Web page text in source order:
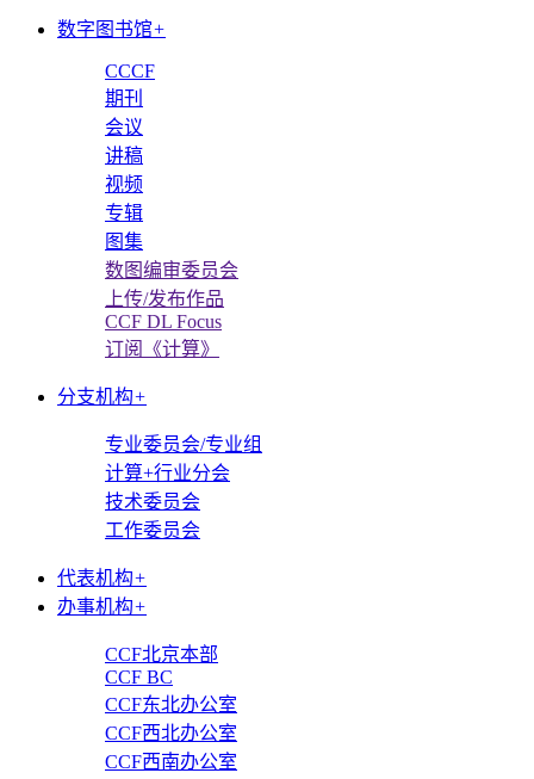
数字图书馆+
CCCF
期刊
会议
讲稿
视频
专辑
图集
数图编审委员会
上传/发布作品
CCF DL Focus
订阅《计算》
分支机构+
专业委员会/专业组
计算+行业分会
技术委员会
工作委员会
代表机构+
办事机构+
CCF北京本部
CCF BC
CCF东北办公室
CCF西北办公室
CCF西南办公室